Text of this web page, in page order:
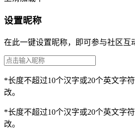
设置昵称
在此一键设置昵称，即可参与社区互
*长度不超过10个汉字或20个英文字
改。
*长度不超过10个汉字或20个英文字
改。